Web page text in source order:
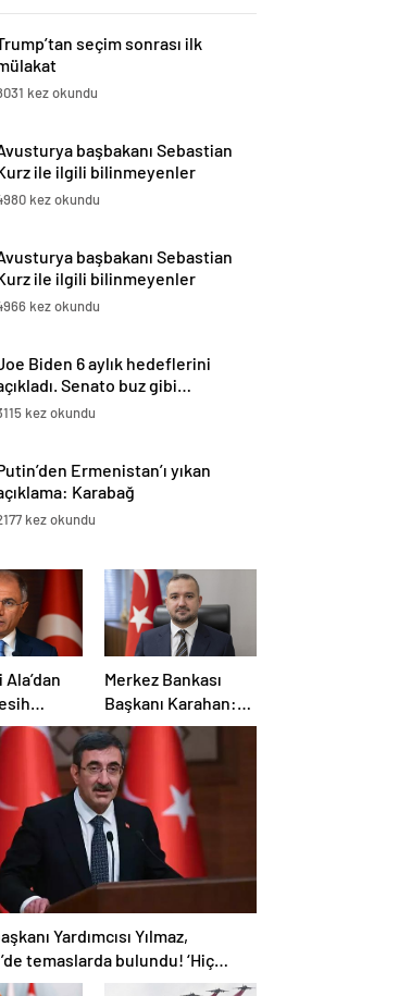
seçim sonrası ilk
kez okundu
başbakanı Sebastian
ile ilgili bilinmeyenler
kez okundu
başbakanı Sebastian
ile ilgili bilinmeyenler
kez okundu
Biden 6 aylık hedeflerini
Senato buz gibi…
kez okundu
Ermenistan’ı yıkan
Karabağ
ayrılmaz bir
kez okundu
Ala’dan
Pazarlık
değildir
Merkez Bankası
Başkanı Karahan:
Sıkı para politikası
duruşumuz sürecek
Yardımcısı Yılmaz,
temaslarda bulundu! ‘Hiç
olmasın’